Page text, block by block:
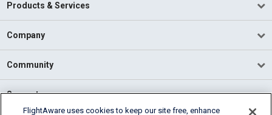
Products & Services
Company
Community
Support
FlightAware uses cookies to keep our site free, enhance